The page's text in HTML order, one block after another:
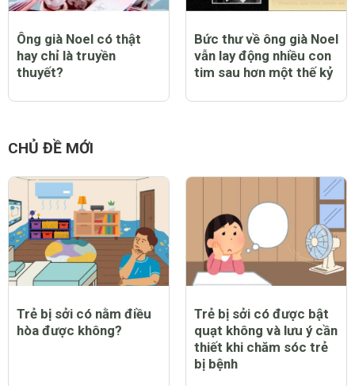
Ông già Noel có thật
hay chỉ là truyền
thuyết?
Bức thư về ông già Noel
vẫn lay động nhiều con
tim sau hơn một thế kỷ
CHỦ ĐỀ MỚI
Trẻ bị sởi có nằm điều
hòa được không?
Trẻ bị sởi có được bật
quạt không và lưu ý cần
thiết khi chăm sóc trẻ
bị bệnh